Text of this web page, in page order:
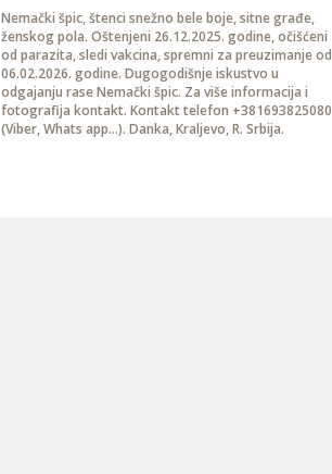
Nemački špic, štenci snežno bele boje, sitne građe,
ženskog pola. Oštenjeni 26.12.2025. godine, očišćeni
od parazita, sledi vakcina, spremni za preuzimanje od
06.02.2026. godine. Dugogodišnje iskustvo u
odgajanju rase Nemački špic. Za više informacija i
fotografija kontakt. Kontakt telefon +381693825080
(Viber, Whats app...). Danka, Kraljevo, R. Srbija.